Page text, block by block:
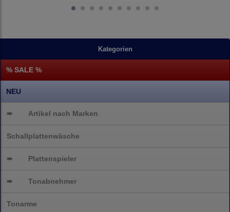
Kategorien
% SALE %
NEU
➨ Artikel nach Marken
Schallplattenwäsche
➨ Plattenspieler
➨ Tonabnehmer
Tonarme